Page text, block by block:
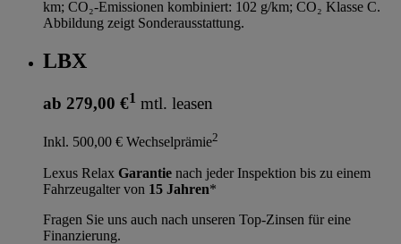
km; CO₂-Emissionen kombiniert: 102 g/km; CO₂ Klasse C.
Abbildung zeigt Sonderausstattung.
LBX
ab 279,00 €1 mtl. leasen
Inkl. 500,00 € Wechselprämie2
Lexus Relax Garantie nach jeder Inspektion bis zu einem
Fahrzeugalter von 15 Jahren*
Fragen Sie uns auch nach unseren Top-Zinsen für eine
Finanzierung.